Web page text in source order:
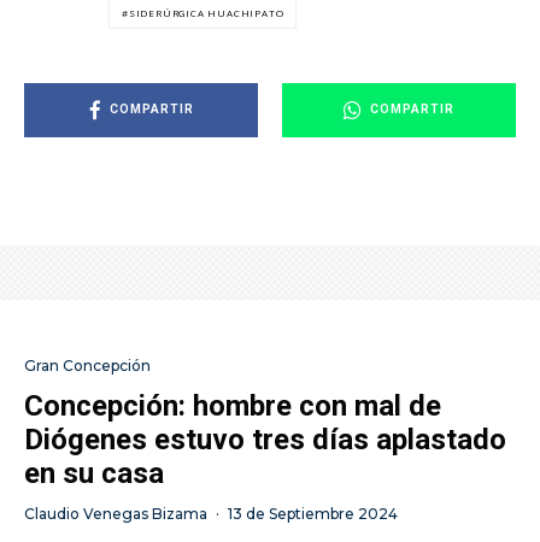
SIDERÚRGICA HUACHIPATO
COMPARTIR COMPARTIR
Gran Concepción
Concepción: hombre con mal de
Diógenes estuvo tres días aplastado
en su casa
Claudio Venegas Bizama · 13 de Septiembre 2024